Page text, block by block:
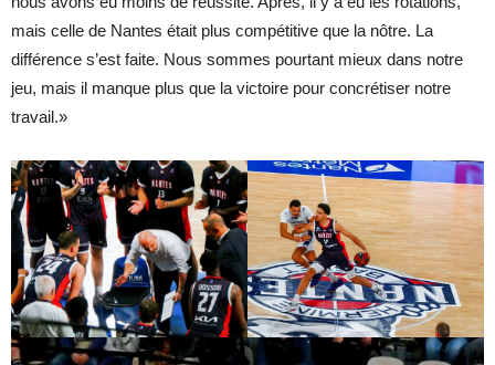
mais celle de Nantes était plus compétitive que la nôtre. La
différence s’est faite. Nous sommes pourtant mieux dans notre
jeu, mais il manque plus que la victoire pour concrétiser notre
travail.»